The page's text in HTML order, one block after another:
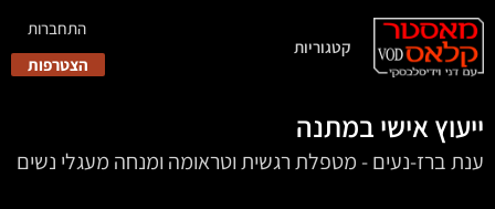
קטגוריות
התחברות
הצטרפות
ייעוץ אישי במתנה
ענת ברז-נעים - מטפלת רגשית וטראומה ומנחה מעגלי נשים